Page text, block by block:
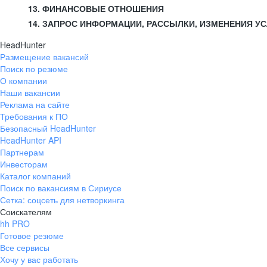
13. ФИНАНСОВЫЕ ОТНОШЕНИЯ
14. ЗАПРОС ИНФОРМАЦИИ, РАССЫЛКИ, ИЗМЕНЕНИЯ
HeadHunter
Размещение вакансий
Поиск по резюме
О компании
Наши вакансии
Реклама на сайте
Требования к ПО
Безопасный HeadHunter
HeadHunter API
Партнерам
Инвесторам
Каталог компаний
Поиск по вакансиям в Сириусе
Сетка: соцсеть для нетворкинга
Соискателям
hh PRO
Готовое резюме
Все сервисы
Хочу у вас работать